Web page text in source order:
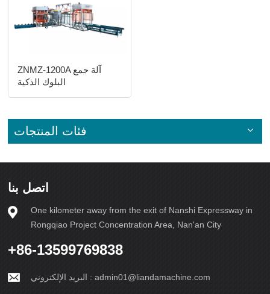
ZNMZ-1200A آلة جمع
البلوك الذكية
فئات المنتجات
اتصل بنا
One kilometer away from the exit of Nanshi Expressway in
Rongqiao Project Concentration Area, Nan'an City
+86-13599769838
البريد الإلكتروني :admin01@liandamachine.com